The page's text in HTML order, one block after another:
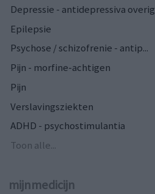
Depressie - antidepressiva overig
Epilepsie
Psychose / schizofrenie - antip...
Pijn - morfine-achtigen
Pijn
Verslavingsziekten
ADHD - psychostimulantia
Toon alle...
mijnmedicijn